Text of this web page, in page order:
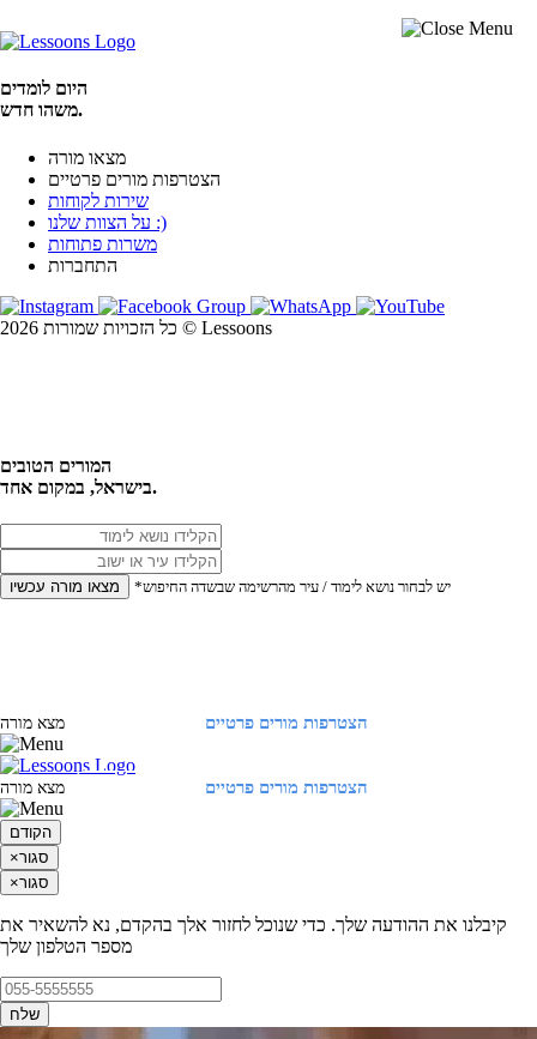
היום לומדים
משהו חדש.
מצאו מורה
הצטרפות מורים פרטיים
שירות לקוחות
על הצוות שלנו :)
משרות פתוחות
התחברות
כל הזכויות שמורות 2026 © Lessoons
המורים הטובים
בישראל, במקום אחד.
מצאו מורה עכשיו *יש לבחור נושא לימוד / עיר מהרשימה שבשדה החיפוש
הצטרפות מורים פרטיים מצא מורה
הצטרפות מורים פרטיים מצא מורה
הקודם
×סגור
×סגור
קיבלנו את ההודעה שלך. כדי שנוכל לחזור אלך בהקדם, נא להשאיר את
מספר הטלפון שלך
שלח